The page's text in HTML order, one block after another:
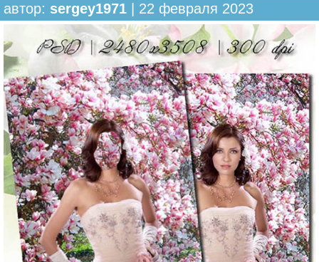
автор: sergey1971 | 22 февраля 2023